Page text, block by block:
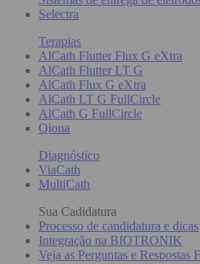
Selectra
Terapias
AlCath Flutter Flux G eXtra
AlCath Flutter LT G
AlCath Flux G eXtra
AlCath LT G FullCircle
AlCath G FullCircle
Qiona
Diagnóstico
ViaCath
MultiCath
Sua Cadidatura
Processo de candidatura e dicas
Integração na BIOTRONIK
Veja as Perguntas e Respostas